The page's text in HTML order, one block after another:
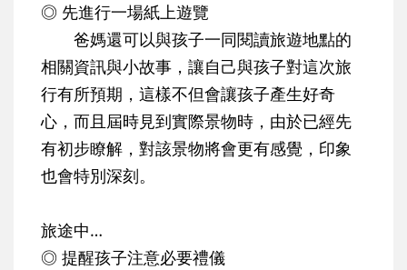
◎ 先進行一場紙上遊覽
爸媽還可以與孩子一同閱讀旅遊地點的
相關資訊與小故事，讓自己與孩子對這次旅
行有所預期，這樣不但會讓孩子產生好奇
心，而且屆時見到實際景物時，由於已經先
有初步瞭解，對該景物將會更有感覺，印象
也會特別深刻。
旅途中…
◎ 提醒孩子注意必要禮儀